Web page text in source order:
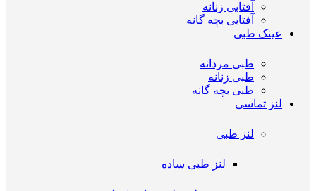
آفتابی زنانه
آفتابی بچه گانه
عینک طبی
طبی مردانه
طبی زنانه
طبی بچه گانه
لنز تماسی
لنز طبی
لنز طبی ساده